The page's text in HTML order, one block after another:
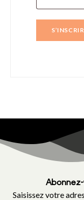
Saisissez votre